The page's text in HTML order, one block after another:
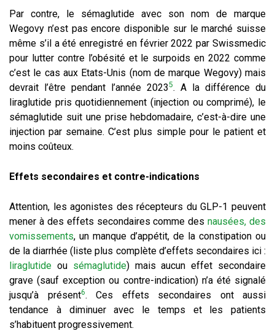
Par contre, le sémaglutide avec son nom de marque
Wegovy n’est pas encore disponible sur le marché suisse
même s’il a été enregistré en février 2022 par Swissmedic
pour lutter contre l’obésité et le surpoids en 2022 comme
c’est le cas aux Etats-Unis (nom de marque Wegovy) mais
devrait l’être pendant l’année 20235. A la différence du
liraglutide pris quotidiennement (injection ou comprimé), le
sémaglutide suit une prise hebdomadaire, c’est-à-dire une
injection par semaine. C’est plus simple pour le patient et
moins coûteux.
Effets secondaires et contre-indications
Attention, les agonistes des récepteurs du GLP-1 peuvent
mener à des effets secondaires comme desnausées, des
vomissements, un manque d’appétit, de la constipation ou
de la diarrhée (liste plus complète d’effets secondaires ici :
liraglutide ou sémaglutide) mais aucun effet secondaire
grave (sauf exception ou contre-indication) n’a été signalé
jusqu’à présent6. Ces effets secondaires ont aussi
tendance à diminuer avec le temps et les patients
s’habituent progressivement.